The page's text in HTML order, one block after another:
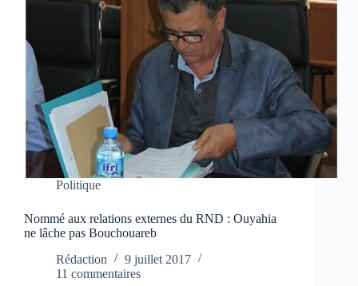
Politique
Nommé aux relations externes du RND : Ouyahia
ne lâche pas Bouchouareb
Rédaction
9 juillet 2017
11 commentaires